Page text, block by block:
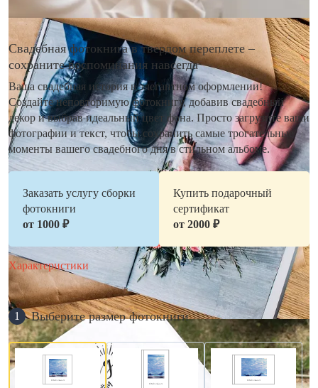
Свадебная фотокнига в твердом переплете –
сохраните воспоминания навсегда
Ваша свадебная история в элегантном оформлении!
Создайте неповторимую фотокнигу, добавив свадебный
декор и выбрав идеальный цвет фона. Просто загрузите ваши
фотографии и текст, чтобы сохранить самые трогательные
моменты вашего свадебного дня в стильном альбоме.
Заказать услугу сборки
фотокниги
от 1000 ₽
Купить подарочный
сертификат
от 2000 ₽
Характеристики
1 Выберите размер фотокниги